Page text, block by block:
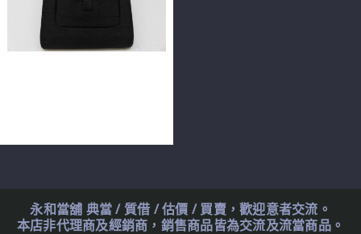
永和當舖 典當 / 質借 / 估價 / 買賣，歡迎意者交流。
本店非代理商及經銷商，銷售商品皆為交流及流當商品。